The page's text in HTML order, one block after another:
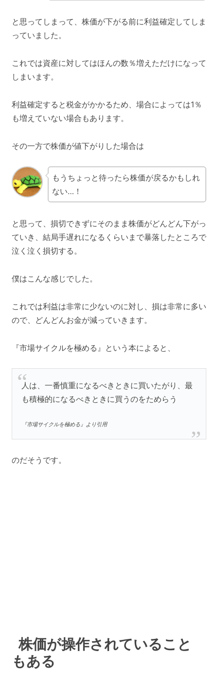
と思ってしまって、株価が下がる前に利益確定してしま
っていました。
これでは資産に対してはほんの数％増えただけになって
しまいます。
利益確定すると税金がかかるため、場合によっては1％
も増えていない場合もあります。
その一方で株価が値下がりした場合は
もうちょっと待ったら株価が戻るかもしれ
ない…！
と思って、損切できずにそのまま株価がどんどん下がっ
ていき、結局手遅れになるくらいまで暴落したところで
泣く泣く損切する。
僕はこんな感じでした。
これでは利益は非常に少ないのに対し、損は非常に多い
ので、どんどんお金が減っていきます。
『市場サイクルを極める』という本によると、
人は、一番慎重になるべきときに買いたがり、最
も積極的になるべきときに買うのをためらう
『市場サイクルを極める』より引用
のだそうです。
株価が操作されていること
もある